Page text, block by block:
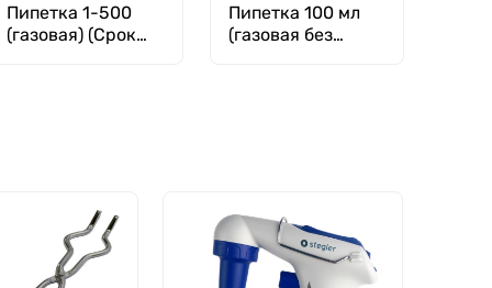
Пипетка 1-500
(газовая) (Срок
Пипетка 100 мл
(газовая без